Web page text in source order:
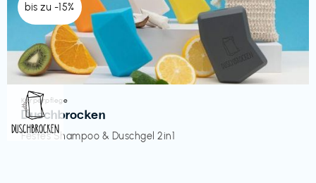
bis zu -15%
Körperpflege
Duschbrocken
Festes Shampoo & Duschgel 2in1
€‎